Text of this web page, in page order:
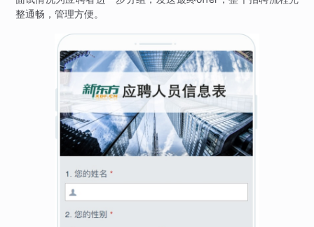
整通畅，管理方便。